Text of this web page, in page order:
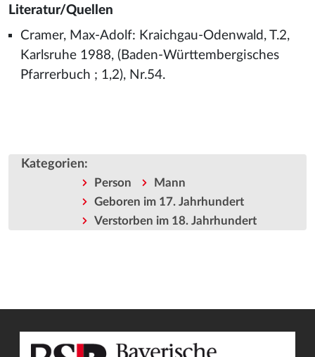
Literatur/Quellen
Cramer, Max-Adolf: Kraichgau-Odenwald, T.2,
Karlsruhe 1988, (Baden-Württembergisches
Pfarrerbuch ; 1,2), Nr.54.
Kategorien:
Person
Mann
Geboren im 17. Jahrhundert
Verstorben im 18. Jahrhundert